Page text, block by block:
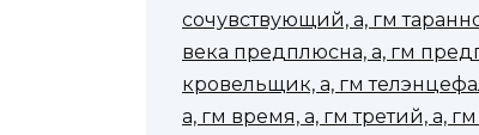
сочувствующий, а, гм
века предплюсна, а, гм
кровельщик, а, гм
а, гм время, а, гм третий, а,